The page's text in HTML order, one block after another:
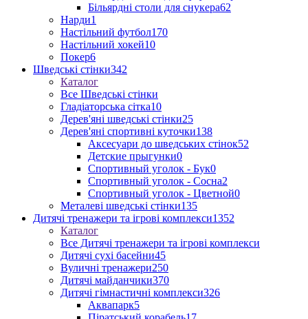
Більярдні столи для снукера62
Нарди1
Настільний футбол170
Настільний хокей10
Покер6
Шведські стінки342
Каталог
Все Шведські стінки
Гладіаторська сітка10
Дерев'яні шведські стінки25
Дерев'яні спортивні куточки138
Аксесуари до шведських стінок52
Детские прыгунки0
Спортивный уголок - Бук0
Спортивный уголок - Сосна2
Спортивный уголок - Цветной0
Металеві шведські стінки135
Дитячі тренажери та ігрові комплекси1352
Каталог
Все Дитячі тренажери та ігрові комплекси
Дитячі сухі басейни45
Вуличні тренажери250
Дитячі майданчики370
Дитячі гімнастичні комплекси326
Аквапарк5